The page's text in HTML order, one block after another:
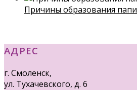
Причины образования
АДРЕС
г. Смоленск,
ул. Тухачевского, д. 6